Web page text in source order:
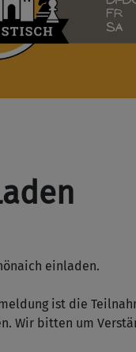
einladen.
ist die
Wir bitten um